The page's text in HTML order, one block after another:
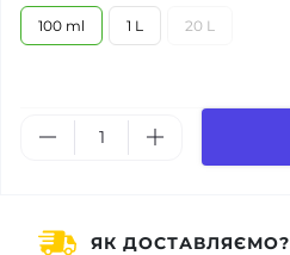
100 ml 1 L 20 L
ЯК ДОСТАВЛЯЄМО?